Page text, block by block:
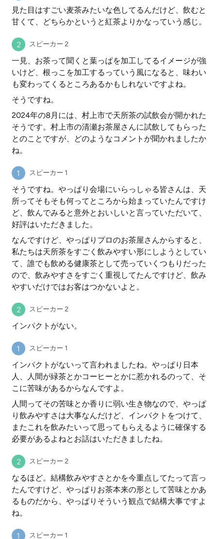
見た目はすごい麦茶みたいな色してるんだけど、飲むと
甘くて、どちらかというと紅茶よりかなっていう感じ。
スピーカー 2
一見、お茶って聞くと葉っぱを加工してるイメージが強
いけど、根っこを加工するっていう風になると、味わい
も変わってくるところあるかもしれないですよね。
そうですね。
2024年の8月には、村上市で天所茶の試飲会が開かれた
そうです。村上市の清瀬お茶屋さんに試飲してもらった
とのことですが、どのようなコメントが聞かれましたか
ね。
スピーカー 1
そうですね。やっぱり会場にいらっしゃる皆さんは、天
所ってそもそも何ってところから始まっていたんですけ
ど、飲んでみると意外とおいしいと言っていただいて、
好評はいただきました。
なんですけど、やっぱりプロのお茶屋さんからすると、
私たちは天所茶をすごく飲みやすい形にしようとしてい
て、誰でも飲める健康茶として売っていくつもりだった
ので、飲みやすさをすごく重視してたんですけど、飲み
やすいだけではお客はつかないよと。
スピーカー 2
インパクトがない。
スピーカー 1
インパクトがないって言われましたね。やっぱり日本
人、人間が緑茶とかコーヒーとかに惹かれるのって、そ
こに苦味があるからなんですよ。
人間ってその苦味とか香りに弱い生き物なので、やっぱ
り飲みやすさは大事なんだけど、インパクトをつけて、
またこれを飲みたいって思ってもらえるように確保する
必要があるよねとお話はいただきましたね。
スピーカー 2
なるほど。結構飲みやすさとかを今重点してたって言っ
たんですけど、やっぱりお茶本来の形として苦味とかあ
るものだから、やっぱりそういう観点で結構大事ですよ
ね。
スピーカー 1